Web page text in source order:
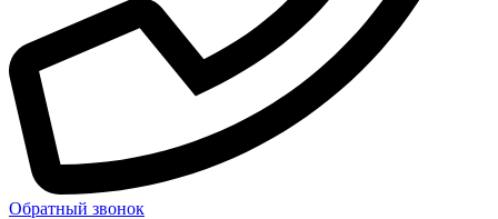
Обратный звонок